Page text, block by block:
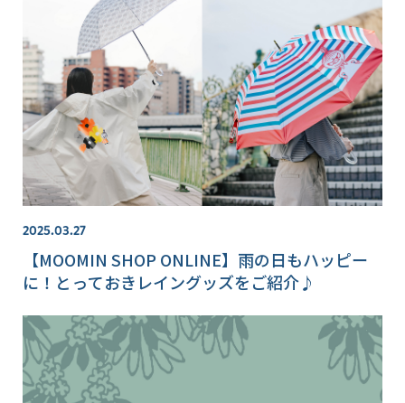
2025.03.27
【MOOMIN SHOP ONLINE】雨の日もハッピー
に！とっておきレイングッズをご紹介♪